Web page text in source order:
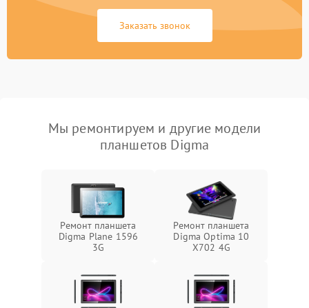
Заказать звонок
Мы ремонтируем и другие модели
планшетов Digma
Ремонт планшета
Digma Plane 1596
3G
Ремонт планшета
Digma Optima 10
X702 4G